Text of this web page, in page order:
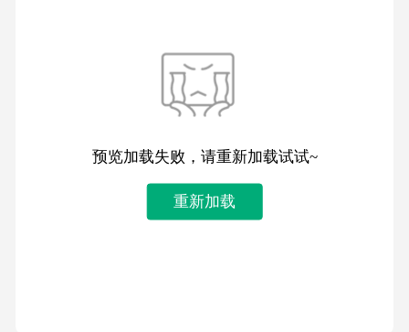
预览加载失败，请重新加载试试~
重新加载